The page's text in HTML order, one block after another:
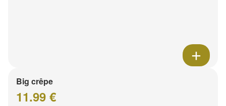
Big crêpe
11.99 €